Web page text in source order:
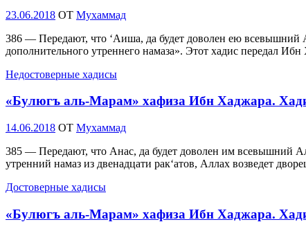
Опубликовано
23.06.2018 OT Мухаммад
386 — Передают, что ‘Аиша, да будет доволен ею всевышний
дополнительного утреннего намаза». Этот хадис передал
Недостоверные хадисы
«Булюгъ аль-Марам» хафиза Ибн Хаджара.
Опубликовано
14.06.2018 OT Мухаммад
385 — Передают, что Анас, да будет доволен им всевышний
утренний намаз из двенадцати рак‘атов, Аллах возведет
Достоверные хадисы
«Булюгъ аль-Марам» хафиза Ибн Хаджара.